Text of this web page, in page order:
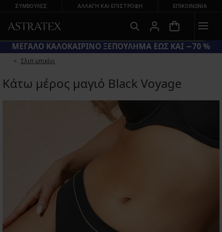
ΣΥΜΒΟΥΛΕΣ ΑΛΛΑΓΉ ΚΑΙ ΕΠΙΣΤΡΟΦΉ ΕΠΙΚΟΙΝΩΝΊΑ
ΜΕΓΑΛΟ ΚΑΛΟΚΑΙΡΙΝΟ ΞΕΠΟΥΛΗΜΑ ΕΩΣ
ΜΑΓΙΟ
Σλιπ μπικίνι
Κάτω μέρος μαγιό Black Voyage